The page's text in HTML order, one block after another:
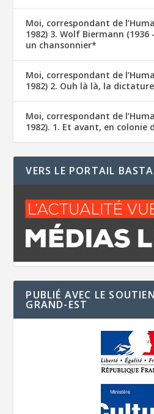
Moi, correspondant de
1982) 3. Wolf Biermann (1936
un chansonnier*
Moi, correspondant de
1982) 2. Ouh là là, la
Moi, correspondant de
1982). 1. Et avant, en colonie
VERS LE PORTAIL
PUBLIÉ AVEC LE
GRAND-EST